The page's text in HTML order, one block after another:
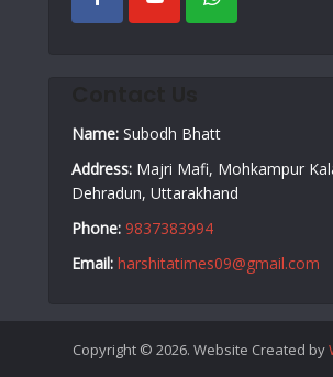
Name: Subodh Bhatt
Address: Majri Mafi, Mohkampur
Dehradun, Uttarakhand
Phone: 9837383994
Email: harshitatimes09@gmail.com
Copyright © 2026. Website Created by